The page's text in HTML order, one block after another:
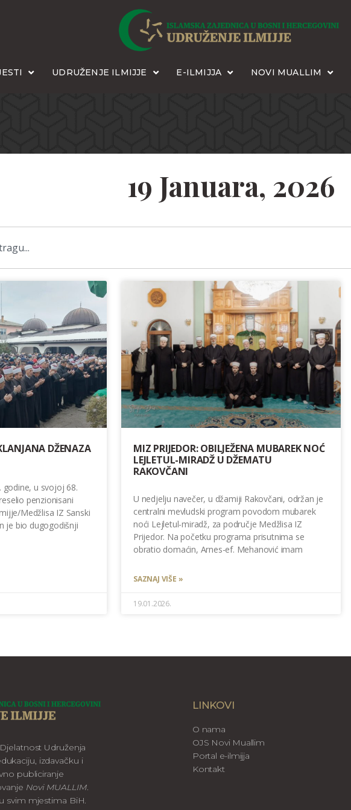
UDRUŽENJE ILMIJJE E-ILMIJJA NOVI MUALLIM
19 Januara, 2026
DŽENAZA
godine, u svojoj 68.
penzionisani
Medžlisa IZ Sanski
je bio dugogodišnji
MIZ PRIJEDOR: OBILJEŽENA MUBAREK NOĆ
LEJLETUL-MIRADŽ U DŽEMATU
RAKOVČANI
U nedjelju navečer, u džamiji Rakovčani, održan je
centralni mevludski program povodom mubarek
noći Lejletul-miradž, za područje Medžlisa IZ
Prijedor. Na početku programa prisutnima se
obratio domaćin, Arnes-ef. Mehanović imam
SAZNAJ VIŠE »
19.01.2026.
Udruženja
izdavačku i
publiciranje
Novi MUALLIM.
svim mjestima BiH.
LINKOVI
O nama
OJS Novi Muallim
Portal e-ilmijja
Kontakt